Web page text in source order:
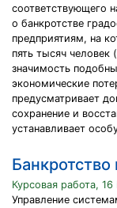
соответствующего
о банкротстве
предприятиям, на
пять тысяч
значимость
экономические
предусматривает
сохранение и
устанавливает
Курсовая работа,
Управление